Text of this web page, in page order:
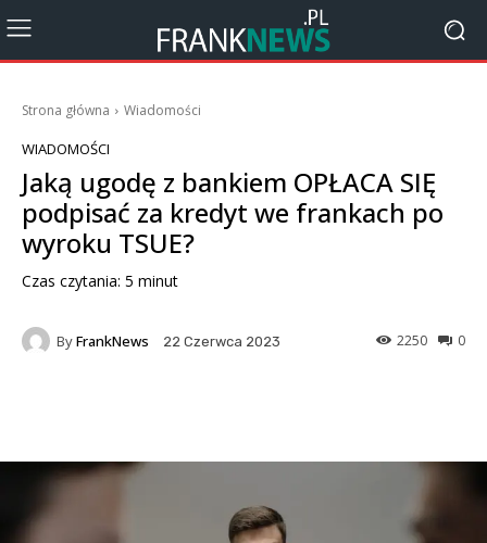
Strona główna Wiadomości
WIADOMOŚCI
Jaką ugodę z bankiem OPŁACA SIĘ
podpisać za kredyt we frankach po
wyroku TSUE?
Czas czytania: 5 minut
ByFrankNews 22 Czerwca 2023 0
2250